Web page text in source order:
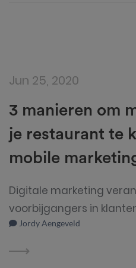
Jun 25, 2020
3 manieren om
je restaurant te
mobile
Digitale marketing
voorbijgangers in
Jordy Aengeveld